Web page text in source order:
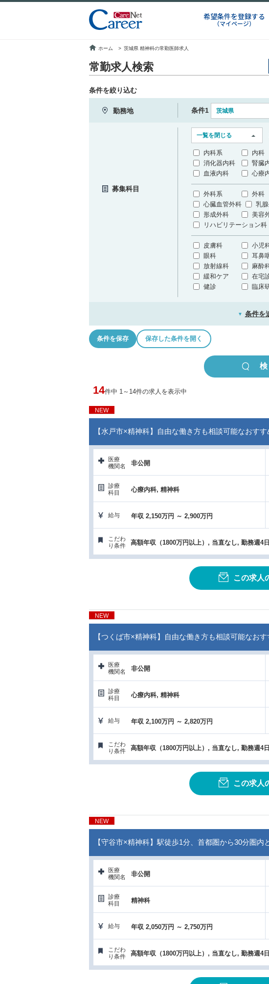
希望条件を登録する
（マイページ）
ホーム > 茨城県 精神科の常勤医師求人
常勤求人検索
条件を絞り込む
勤務地 条件1 茨城県
募集科目
一覧を閉じる
内科系 内科
消化器内科
腎臓
血液内科
心療
外科系 外科
心臓血管外科
乳
形成外科
美容
リハビリテーション科
皮膚科 小児
眼科
耳鼻
放射線科
麻酔
緩和ケア
在宅
健診
臨床
▼ 条件を
条件を保存 保存した条件を開く
14件中 1～14件の求人を表示中
NEW
【水戸市×精神科】自由な働き方も相談可能なおすす
医療
機関名
非公開
診療
科目
心療内科, 精神科
給与 年収 2,150万円 ～ 2,900万円
こだわ
り条件
この求人
NEW
【つくば市×精神科】自由な働き方も相談可能なおす
医療
機関名
非公開
診療
科目
心療内科, 精神科
給与 年収 2,100万円 ～ 2,820万円
こだわ
り条件
この求人
NEW
【守谷市×精神科】駅徒歩1分、首都圏から30分圏
医療
機関名
非公開
診療
科目
精神科
給与 年収 2,050万円 ～ 2,750万円
こだわ
り条件